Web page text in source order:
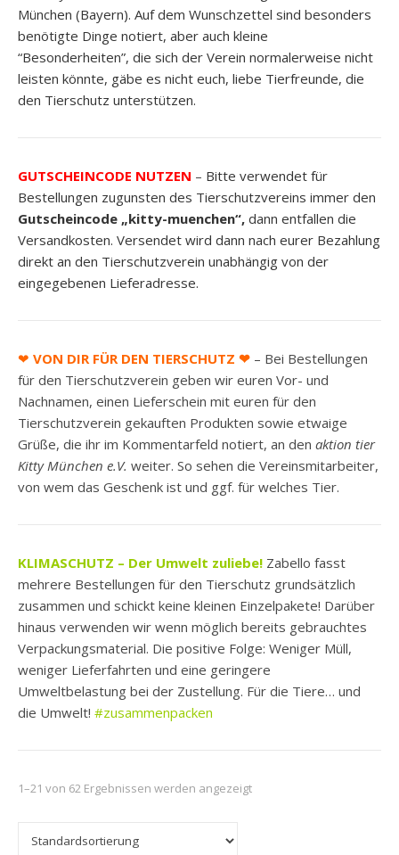
München (Bayern). Auf dem Wunschzettel sind besonders
benötigte Dinge notiert, aber auch kleine
“Besonderheiten”, die sich der Verein normalerweise nicht
leisten könnte, gäbe es nicht euch, liebe Tierfreunde, die
den Tierschutz unterstützen.
GUTSCHEINCODE NUTZEN – Bitte verwendet für
Bestellungen zugunsten des Tierschutzvereins immer den
Gutscheincode „kitty-muenchen“, dann entfallen die
Versandkosten. Versendet wird dann nach eurer Bezahlung
direkt an den Tierschutzverein unabhängig von der
eingegebenen Lieferadresse.
❤ VON DIR FÜR DEN TIERSCHUTZ ❤ – Bei Bestellungen
für den Tierschutzverein geben wir euren Vor- und
Nachnamen, einen Lieferschein mit euren für den
Tierschutzverein gekauften Produkten sowie etwaige
Grüße, die ihr im Kommentarfeld notiert, an den aktion tier
Kitty München e.V. weiter. So sehen die Vereinsmitarbeiter,
von wem das Geschenk ist und ggf. für welches Tier.
KLIMASCHUTZ – Der Umwelt zuliebe! Zabello fasst
mehrere Bestellungen für den Tierschutz grundsätzlich
zusammen und schickt keine kleinen Einzelpakete! Darüber
hinaus verwenden wir wenn möglich bereits gebrauchtes
Verpackungsmaterial. Die positive Folge: Weniger Müll,
weniger Lieferfahrten und eine geringere
Umweltbelastung bei der Zustellung. Für die Tiere… und
die Umwelt! #zusammenpacken
1–21 von 62 Ergebnissen werden angezeigt